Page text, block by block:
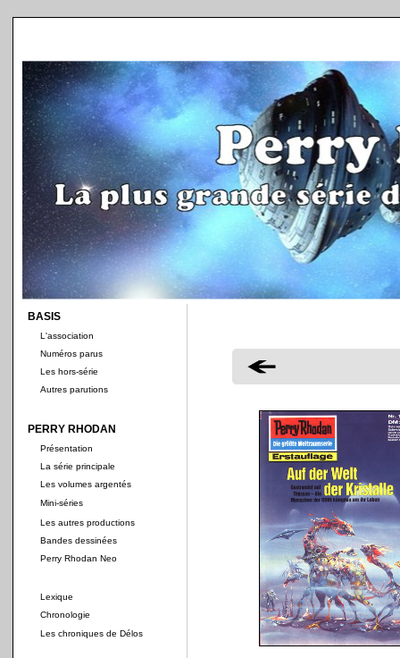
BASIS
L'association
Numéros parus
Les hors-série
Autres parutions
PERRY RHODAN
Présentation
La série principale
Les volumes argentés
Mini-séries
Les autres productions
Bandes dessinées
Perry Rhodan Neo
Lexique
Chronologie
Les chroniques de Délos